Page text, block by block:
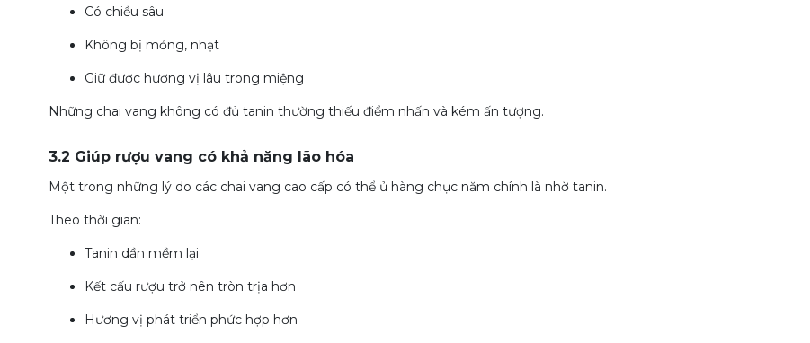
Có chiều sâu
Không bị mỏng, nhạt
Giữ được hương vị lâu trong miệng
Những chai vang không có đủ tanin thường thiếu điểm nhấn và kém ấn tượng.
3.2 Giúp rượu vang có khả năng lão hóa
Một trong những lý do các chai vang cao cấp có thể ủ hàng chục năm chính là nhờ tanin.
Theo thời gian:
Tanin dần mềm lại
Kết cấu rượu trở nên tròn trịa hơn
Hương vị phát triển phức hợp hơn